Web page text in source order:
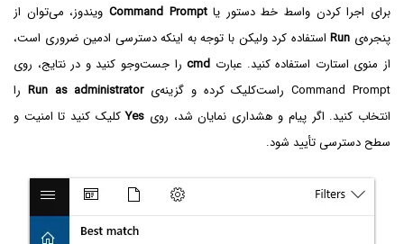
برای اجرا کردن واسط خط دستور یاCommand Prompt
ویندوز، می‌توان از
پنجره‌ی Runاستفاده کرد ولیکن با توجه به اینکه دسترسی ادمین ضروری است،
از منوی استارت استفاده کنید. عبارت cmdرا جست‌وجو کنید و در نتایج، روی
Command Prompt راست‌کلیک کرده و گزینه‌ی
Run as administrator‌
را
انتخاب کنید. اگر پیام و هشداری نمایان شد، روی Yesکلیک کنید تا امنیت و
سطح دسترسی تأیید شود.